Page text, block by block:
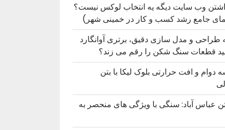
وب سایت دیگه یه انتخاب لوکس نیست؟
جامع رشد کسب ‌و کار در خمینی ‌شهر)
طراحی و مدل سازی دقیق، برتری آوانگارد
قطعات سنگ شکن را رقم می زند؟
دوام و افت حرارتی بلوک لیکا با بتن
عباس آباد: سنگی با ویژگی های منحصر به